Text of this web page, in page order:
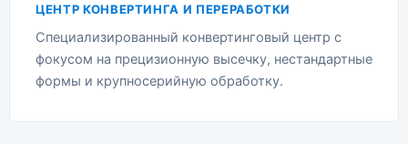
ЦЕНТР КОНВЕРТИНГА И ПЕРЕРАБОТКИ
Специализированный конвертинговый центр с
фокусом на прецизионную высечку, нестандартные
формы и крупносерийную обработку.